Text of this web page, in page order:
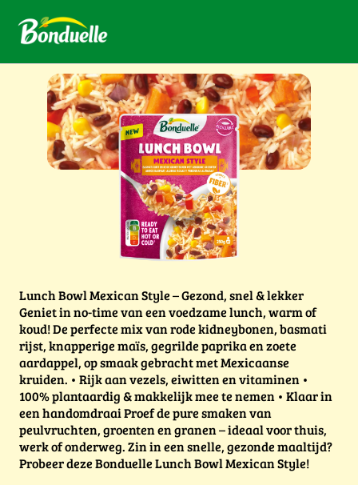
Lunch Bowl Mexican Style – Gezond, snel & lekker
Geniet in no-time van een voedzame lunch, warm of
koud! De perfecte mix van rode kidneybonen, basmati
rijst, knapperige maïs, gegrilde paprika en zoete
aardappel, op smaak gebracht met Mexicaanse
kruiden. • Rijk aan vezels, eiwitten en vitaminen •
100% plantaardig & makkelijk mee te nemen • Klaar in
een handomdraai Proef de pure smaken van
peulvruchten, groenten en granen – ideaal voor thuis,
werk of onderweg. Zin in een snelle, gezonde maaltijd?
Probeer deze Bonduelle Lunch Bowl Mexican Style!